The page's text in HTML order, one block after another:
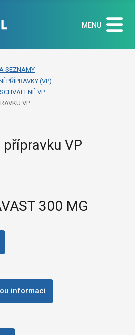
MENU
SEZNAMY
PŘÍPRAVKY (VP)
VP
VP
přípravku VP
300 MG
informaci